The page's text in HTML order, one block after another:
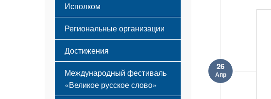
26
Апр
Исполком
Региональные организации
Достижения
Международный фестиваль
«Великое русское слово»